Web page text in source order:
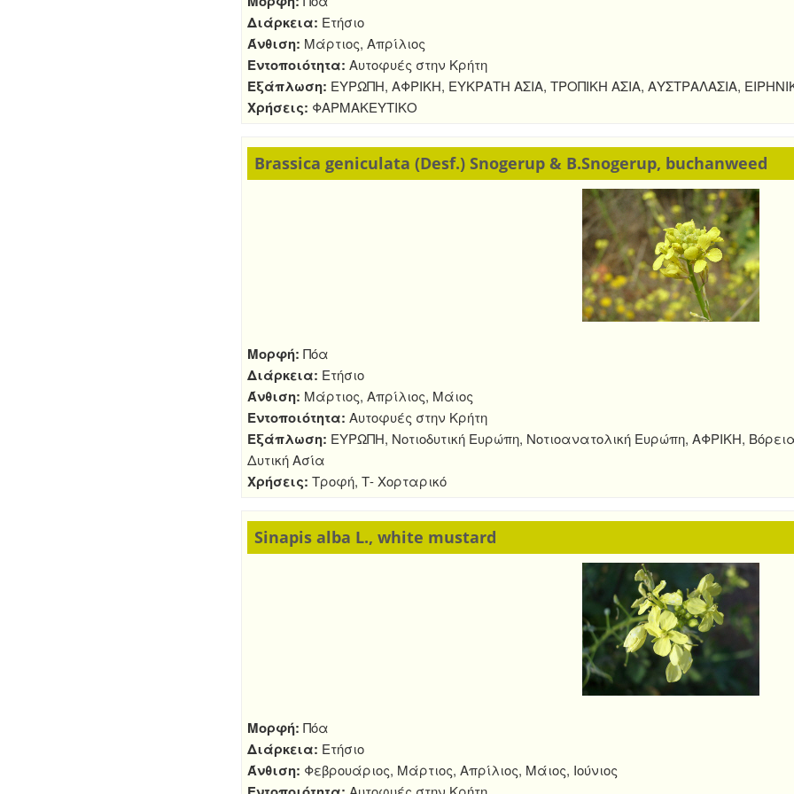
Διάρκεια: Ετήσιο
Άνθιση: Μάρτιος, Απρίλιος
Εντοποιότητα: Αυτοφυές στην Κρήτη
Εξάπλωση: ΕΥΡΩΠΗ, ΑΦΡΙΚΗ, ΕΥΚΡΑΤΗ ΑΣΙΑ, ΤΡΟΠΙΚΗ ΑΣΙΑ, ΑΥΣΤΡΑΛΑΣΙΑ,
Χρήσεις: ΦΑΡΜΑΚΕΥΤΙΚΟ
Brassica geniculata (Desf.) Snogerup & B.Snogerup, buchanweed
Μορφή: Πόα
Διάρκεια: Ετήσιο
Άνθιση: Μάρτιος, Απρίλιος, Μάιος
Εντοποιότητα: Αυτοφυές στην Κρήτη
Εξάπλωση: ΕΥΡΩΠΗ, Νοτιοδυτική Ευρώπη, Νοτιοανατολική Ευρώπη, ΑΦΡΙΚΗ,
Δυτική Ασία
Χρήσεις: Τροφή, Τ- Χορταρικό
Sinapis alba L., white mustard
Μορφή: Πόα
Διάρκεια: Ετήσιο
Άνθιση: Φεβρουάριος, Μάρτιος, Απρίλιος, Μάιος, Ιούνιος